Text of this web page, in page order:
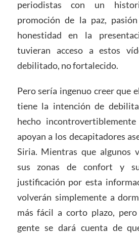
periodistas con un
promoción de la paz,
honestidad en la
tuvieran acceso a estos
debilitado, no fortalecido.
Pero sería ingenuo creer que
tiene la intención de
hecho
apoyan a los decapitadores
Siria. Mientras que algunos
sus zonas de confort y
justificación por esta
volverán simplemente a
más fácil a corto plazo,
gente se dará cuenta de